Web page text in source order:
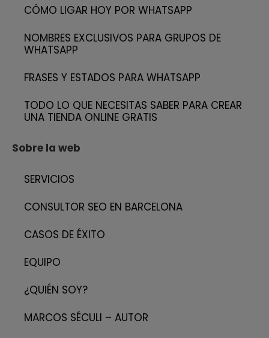
CÓMO LIGAR HOY POR WHATSAPP
NOMBRES EXCLUSIVOS PARA GRUPOS DE
WHATSAPP
FRASES Y ESTADOS PARA WHATSAPP
TODO LO QUE NECESITAS SABER PARA CREAR
UNA TIENDA ONLINE GRATIS
Sobre la web
SERVICIOS
CONSULTOR SEO EN BARCELONA
CASOS DE ÉXITO
EQUIPO
¿QUIÉN SOY?
MARCOS SÉCULI – AUTOR